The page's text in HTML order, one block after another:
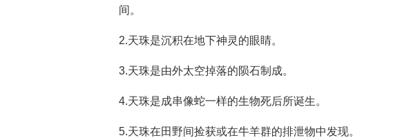
间。
2.天珠是沉积在地下神灵的眼睛。
3.天珠是由外太空掉落的陨石制成。
4.天珠是成串像蛇一样的生物死后所诞生。
5.天珠在田野间捡获或在牛羊群的排泄物中发现。